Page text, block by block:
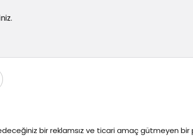
bir reklamsız ve ticari amaç gütmeyen